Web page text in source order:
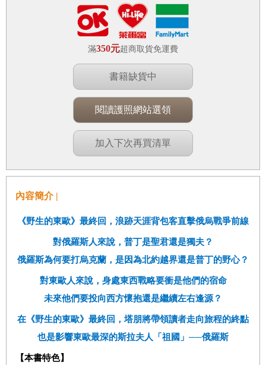
滿350元超商取貨免運費
書籍缺貨中
閱讀護照網站選領
加入下次再買清單
內容簡介 |
《野生的東歐》最終回，浪跡天涯背包客直擊俄烏戰爭前線
對俄羅斯人來說，普丁是聖君還是獨夫？
俄羅斯為何要打烏克蘭，是因為北約越界還是普丁的野心？
對東歐人來說，身處東西戰略要衝是他們的宿命
未來他們要投向西方懷抱還是繼續左右逢源？
在《野生的東歐》最終回，塔朋將帶領讀者走向旅程的終點
也是影響東歐最深的斯拉夫人「祖國」──俄羅斯
【本書特色】